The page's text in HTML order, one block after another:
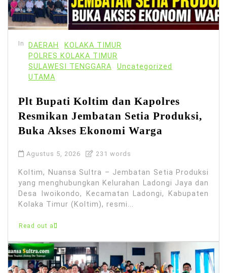
In DAERAH
KOLAKA TIMUR
POLRES KOLAKA TIMUR
SULAWESI TENGGARA
Uncategorized
UTAMA
Plt Bupati Koltim dan Kapolres
Resmikan Jembatan Setia Produksi,
Buka Akses Ekonomi Warga
Agustus 5, 2026 231 words
Koltim, Nuansa Sultra – Jembatan Setia Produksi
yang menghubungkan Kelurahan Ladongi Jaya dan
Desa Iwoikondo, Kecamatan Ladongi, Kabupaten
Kolaka Timur (Koltim), resmi...
Read out all